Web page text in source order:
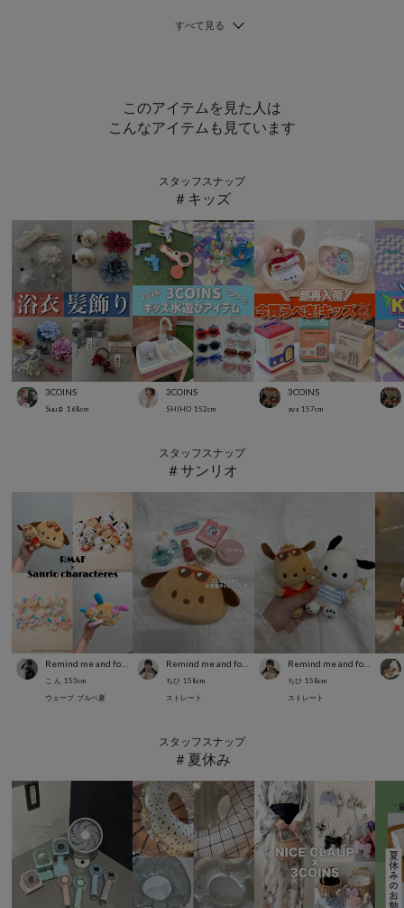
このアイテムを見た人は
こんなアイテムも見ています
スタッフスナップ
＃キッズ
3COINS
Suu☺︎ 168cm
3COINS
SHIHO 152cm
3COINS
aya 157cm
スタッフスナップ
＃サンリオ
こ ん 153cm
ウェーブ ブルベ夏
ちひ 158cm
ストレート
Remind me and forever
ちひ 158cm
ストレート
スタッフスナップ
＃夏休み